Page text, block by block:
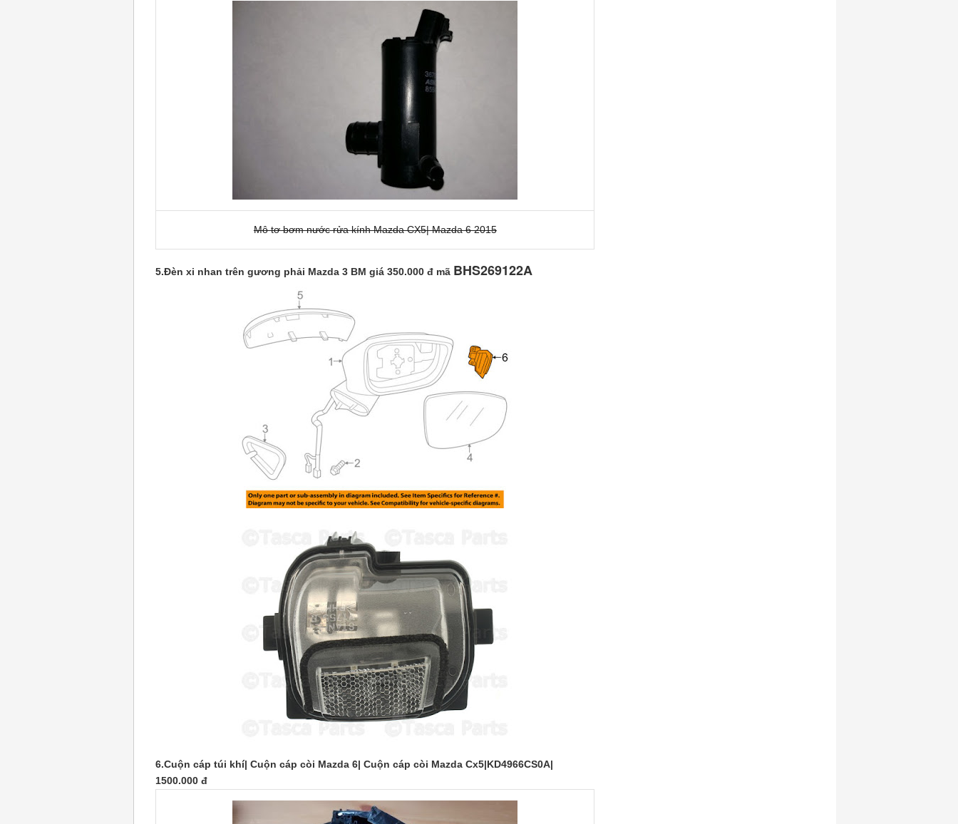
Mô tơ bơm nước rửa kính Mazda CX5| Mazda 6 2015
5.Đèn xi nhan trên gương phải Mazda 3 BM giá 350.000 đ mã BHS269122A
6.Cuộn cáp túi khí| Cuộn cáp còi Mazda 6| Cuộn cáp còi Mazda Cx5|KD4966CS0A|
1500.000 đ